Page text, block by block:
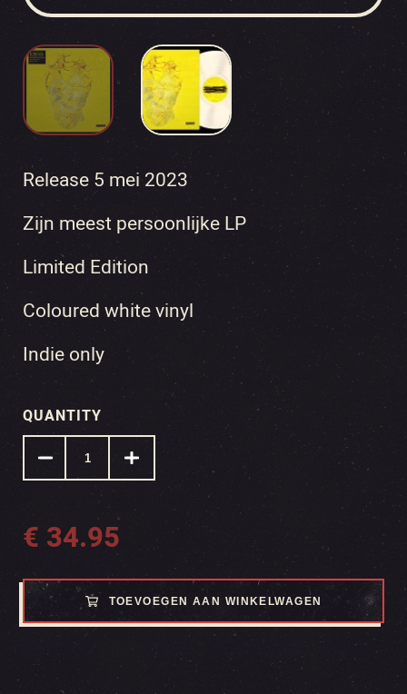
Release 5 mei 2023
Zijn meest persoonlijke LP
Limited Edition
Coloured white vinyl
Indie only
QUANTITY
€ 34.95
TOEVOEGEN AAN WINKELWAGEN